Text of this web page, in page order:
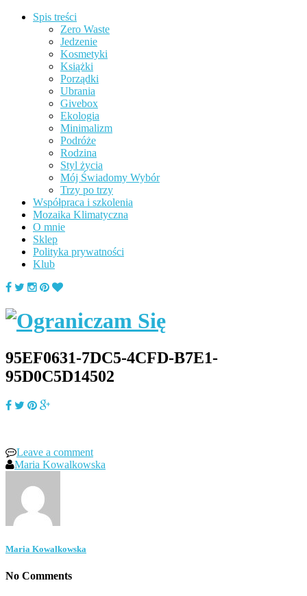
Spis treści
Zero Waste
Jedzenie
Kosmetyki
Książki
Porządki
Ubrania
Givebox
Ekologia
Minimalizm
Podróże
Rodzina
Styl życia
Mój Świadomy Wybór
Trzy po trzy
Współpraca i szkolenia
Mozaika Klimatyczna
O mnie
Sklep
Polityka prywatności
Klub
95EF0631-7DC5-4CFD-B7E1-
95D0C5D14502
Leave a comment
Maria Kowalkowska
Maria Kowalkowska
No Comments